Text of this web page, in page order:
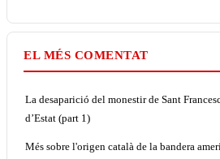
EL MÉS COMENTAT
La desaparició del monestir de Sant
d’Estat (part 1)
Més sobre l'origen català de la bandera